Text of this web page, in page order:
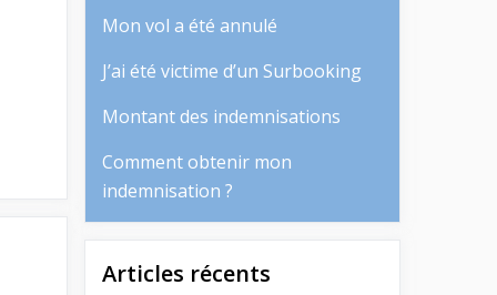
Mon vol a été annulé
J’ai été victime d’un Surbooking
Montant des indemnisations
Comment obtenir mon
indemnisation ?
Articles récents